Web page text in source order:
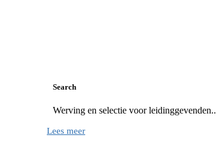
Search
Werving en selectie voor leidinggevenden..
Lees meer